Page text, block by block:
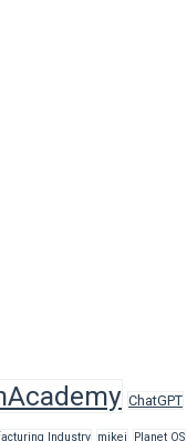
ChatGPT
Industry mikei Planet OS